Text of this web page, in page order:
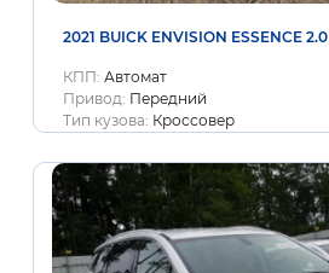
2021 BUICK ENVISION ESSENCE 2.0
КПП: Автомат
Привод: Передний
Тип кузова: Кроссовер